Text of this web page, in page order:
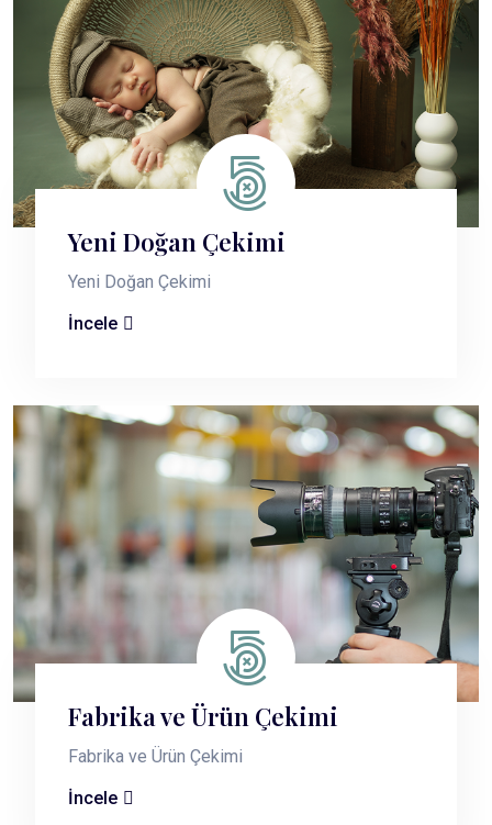
Yeni Doğan Çekimi
Yeni Doğan Çekimi
İncele
Fabrika ve Ürün Çekimi
Fabrika ve Ürün Çekimi
İncele